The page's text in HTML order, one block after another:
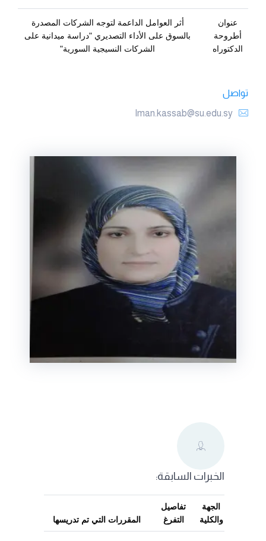
عنوان
أطروحة
الدكتوراه
أثر العوامل الداعمة لتوجه الشركات المصدرة
بالسوق على الأداء التصديري "دراسة ميدانية على
الشركات النسيجية السورية"
تواصل
Iman.kassab@su.edu.sy
الخبرات السابقة:
الجهة
والكلية
تفاصيل
التفرغ
المقررات التي تم تدريسها